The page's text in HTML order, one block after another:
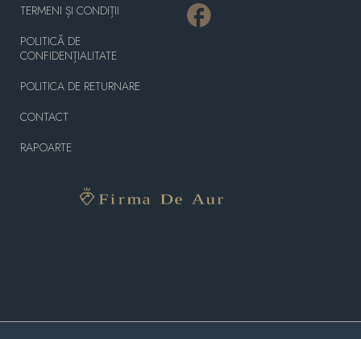
TERMENI ȘI CONDIȚII
POLITICĂ DE
CONFIDENȚIALITATE
POLITICA DE RETURNARE
CONTACT
RAPOARTE